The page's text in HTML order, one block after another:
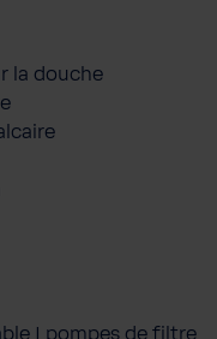
la douche
| pompes de filtre